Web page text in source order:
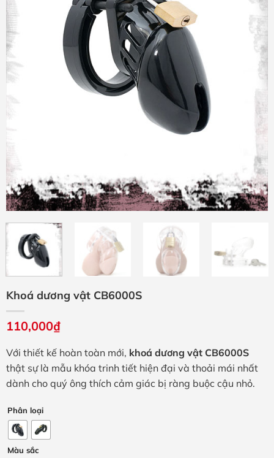
Khoá dương vật CB6000S
110,000₫
Với thiết kế hoàn toàn mới, khoá dương vật CB6000S
thật sự là mẫu khóa trinh tiết hiện đại và thoải mái nhất
dành cho quý ông thích cảm giác bị ràng buộc cậu nhỏ.
Phân loại
Màu sắc